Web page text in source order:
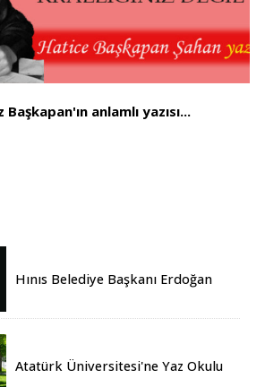
Başkapan'ın anlamlı yazısı...
Hınıs Belediye Başkanı Erdoğan
Atatürk Üniversitesi'ne Yaz Okulu